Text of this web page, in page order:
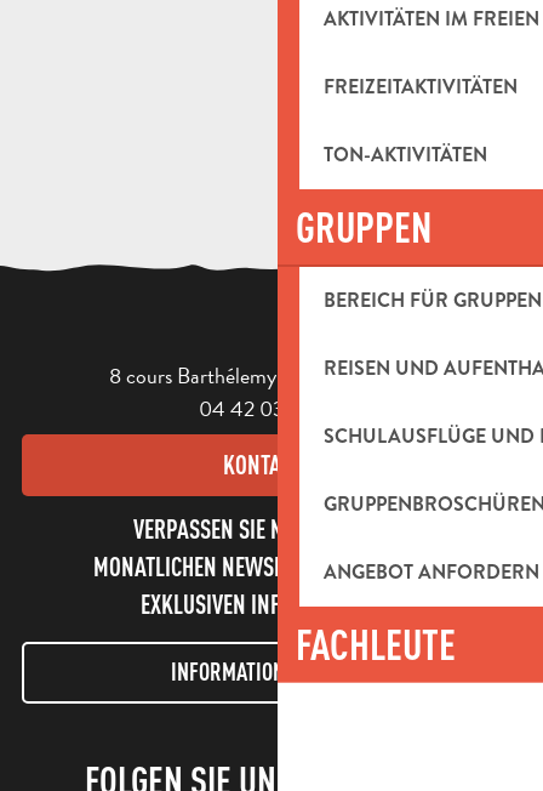
AKTIVITÄTEN IM FREIEN
FREIZEITAKTIVITÄTEN
TON-AKTIVITÄTEN
GRUPPEN
BEREICH FÜR GRUPPEN
REISEN UND
SCHULAUSFLÜGE UND
ANGEBOT ANFORDERN
FACHLEUTE
8 cours Barthélemy - 13400 Aubagne
04 42 03 49 98
KONTAKT
VERPASSEN SIE NICHT UNSEREN
MONATLICHEN NEWSLETTER UND UNSERE
EXKLUSIVEN INFORMATIONEN!
INFORMATIONEN LETTER
FOLGEN SIE UNS!